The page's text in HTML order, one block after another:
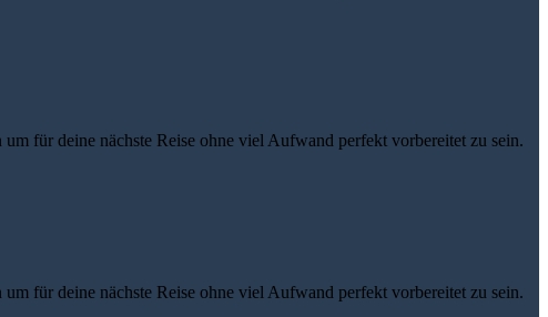
für deine nächste Reise ohne viel Aufwand perfekt vorbereitet zu sein.
für deine nächste Reise ohne viel Aufwand perfekt vorbereitet zu sein.